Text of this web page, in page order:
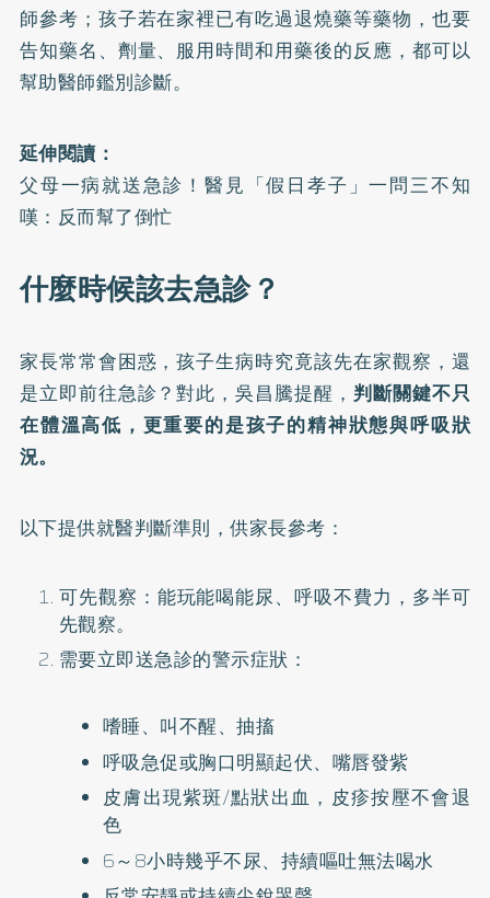
師參考；孩子若在家裡已有吃過退燒藥等藥物，也要
告知藥名、劑量、服用時間和用藥後的反應，都可以
幫助醫師鑑別診斷。
延伸閱讀：
父母一病就送急診！醫見「假日孝子」一問三不知
嘆：反而幫了倒忙
什麼時候該去急診？
家長常常會困惑，孩子生病時究竟該先在家觀察，還
是立即前往急診？對此，吳昌騰提醒， 判斷關鍵不只
在體溫高低，更重要的是孩子的精神狀態與呼吸狀
況。
以下提供就醫判斷準則，供家長參考：
可先觀察：能玩能喝能尿、呼吸不費力，多半可
先觀察。
需要立即送急診的警示症狀：
嗜睡、叫不醒、抽搐
呼吸急促或胸口明顯起伏、嘴唇發紫
皮膚出現紫斑/點狀出血，皮疹按壓不會退
色
6～8小時幾乎不尿、持續嘔吐無法喝水